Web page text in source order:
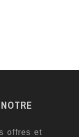
offres et